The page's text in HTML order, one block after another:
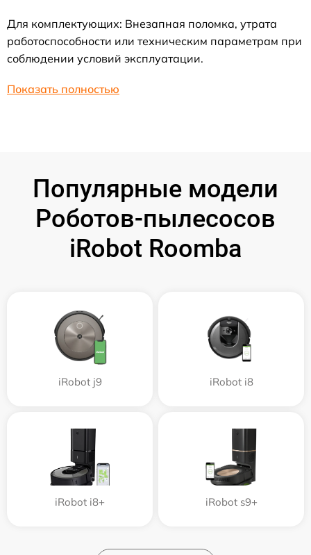
Для комплектующих: Внезапная поломка, утрата
работоспособности или техническим параметрам при
соблюдении условий эксплуатации.
Показать полностью
Популярные модели
Роботов-пылесосов
iRobot Roomba
iRobot j9 iRobot i8
iRobot i8+ iRobot s9+